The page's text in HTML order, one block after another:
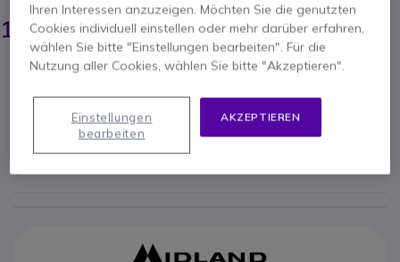
23,05 €
17,95 € - 21,36 € Inkl. MwSt.
Anzahl
IN DEN WARENKORB
ANGEBOT IN 4 STUNDEN
Ihren Interessen anzuzeigen. Möchten Sie die genutzten
Cookies individuell einstellen oder mehr darüber erfahren,
wählen Sie bitte "Einstellungen bearbeiten". Für die
Nutzung aller Cookies, wählen Sie bitte "Akzeptieren".
AKZEPTIEREN
Einstellungen
bearbeiten